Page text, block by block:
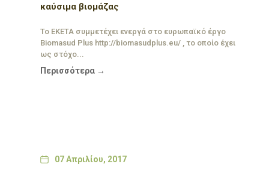
καύσιμα βιομάζας
Το ΕΚΕΤΑ συμμετέχει ενεργά στο ευρωπαϊκό έργο
Biomasud Plus http://biomasudplus.eu/ , το οποίο έχει
ως στόχο...
Περισσότερα →
Date07 Απριλίου, 2017